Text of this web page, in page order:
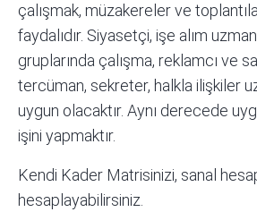
çalışmak, müzakereler ve
faydalıdır. Siyasetçi, işe alım
gruplarında çalışma, reklamcı ve
tercüman, sekreter, halkla ilişkiler
uygun olacaktır. Aynı derecede
işini yapmaktır.
Kendi Kader Matrisinizi, sanal
hesaplayabilirsiniz.